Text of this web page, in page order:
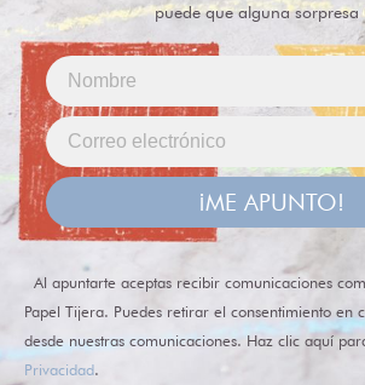
puede que alguna sorpresa
¡ME APUNTO!
Al apuntarte aceptas recibir comunicaciones
Papel Tijera. Puedes retirar el consentimiento en
desde nuestras comunicaciones. Haz clic aquí
Privacidad.